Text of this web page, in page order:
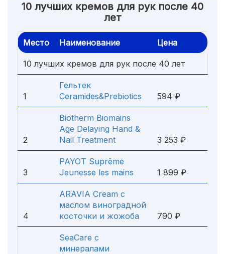
10 лучших кремов для рук после 40
лет
Место Наименование Цена
10 лучших кремов для рук после 40 лет
1
Гельтек
Ceramides&Prebiotics
594 ₽
2
Biotherm Biomains
Age Delaying Hand &
Nail Treatment
3 253 ₽
3
PAYOT Suprême
Jeunesse les mains
1 899 ₽
4
ARAVIA Cream с
маслом виноградной
косточки и жожоба
790 ₽
SeaCare с
минералами